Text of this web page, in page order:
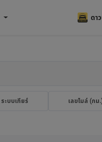
ดา
ระบบเกียร์ เลขไมล์ (กม